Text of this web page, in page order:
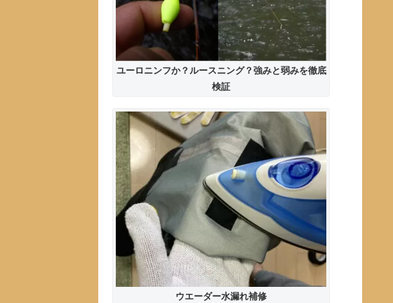
ユーロニンフか？ルースニング？強みと弱みを徹底
検証
ウエーダー水漏れ補修